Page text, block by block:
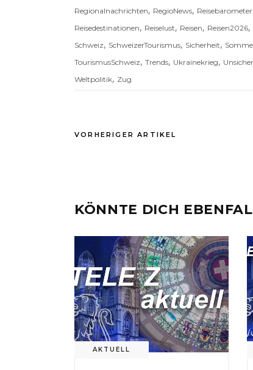
Regionalnachrichten, RegioNews, Reisebarometer
Reisedestinationen, Reiselust, Reisen, Reisen2026,
Schweiz, SchweizerTourismus, Sicherheit,
TourismusSchweiz, Trends, Ukrainekrieg,
Weltpolitik, Zug
VORHERIGER ARTIKEL
KÖNNTE DICH
AKTUELL